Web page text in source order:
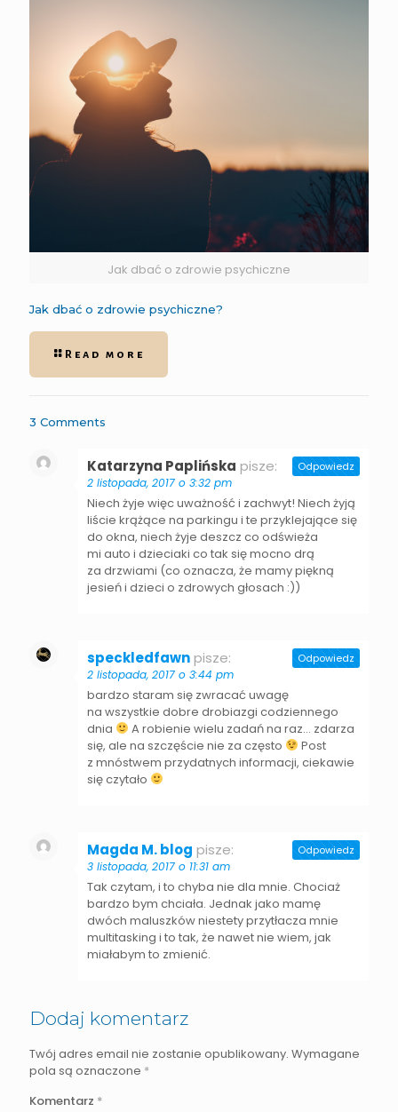
Jak dbać o zdrowie psychiczne
Jak dbać o zdrowie psychiczne?
Read more
3 Comments
Katarzyna Paplińska pisze:
2 listopada, 2017 o 3:32 pm
Niech żyje więc uważność i zachwyt! Niech żyją
liście krążące na parkingu i te przyklejające się
do okna, niech żyje deszcz co odświeża
mi auto i dzieciaki co tak się mocno drą
za drzwiami (co oznacza, że mamy piękną
jesień i dzieci o zdrowych głosach :))
Odpowiedz
speckledfawnpisze:
2 listopada, 2017 o 3:44 pm
bardzo staram się zwracać uwagę
na wszystkie dobre drobiazgi codziennego
dnia
A robienie wielu zadań na raz… zdarza
się, ale na szczęście nie za często
Post
z mnóstwem przydatnych informacji, ciekawie
się czytało
Odpowiedz
Magda M. blog pisze:
3 listopada, 2017 o 11:31 am
Tak czytam, i to chyba nie dla mnie. Chociaż
bardzo bym chciała. Jednak jako mamę
dwóch maluszków niestety przytłacza mnie
multitasking i to tak, że nawet nie wiem, jak
miałabym to zmienić.
Odpowiedz
Dodaj komentarz
Twój adres email nie zostanie opublikowany. Wymagane
pola są oznaczone *
Komentarz *